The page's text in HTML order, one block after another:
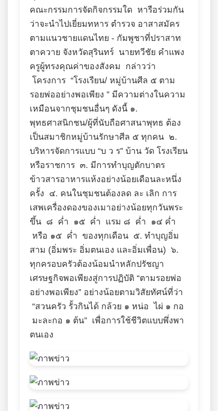
คณะกรรมการจัดกิจกรรมใด หารือร่วมกัน
ว่าจะนำไปเยี่ยมทหาร ตำรวจ อาสาสมัคร
ตามแนวชายแดนไทย - กัมพูชาที่ปราสาท
ตาควาย จังหวัดสุรินทร์ นายทวีชัย คำแพง
ครูผู้ทรงคุณค่าของสังคม กล่าวว่า
โครงการ “โรงเรียน/ หมู่บ้านศีล ๕ ตาม
รอยพ่ออย่างพอเพียง ” มีความต่างในความ
เหมือนจากชุมชนอื่นๆ ดังนี้ ๑.
พุทธศาสนิกชน/ผู้ที่นับถือศาสนาพุทธ ต้อง
เป็นสมาชิกหมู่บ้านรักษาศีล ๕ ทุกคน ๒.
บริหารจัดการแบบ “บ ว ร” บ้าน วัด โรงเรียน
หรือราชการ ๓. มีการทำบุญตักบาตร
ข้าวสารอาหารแห้งอย่างน้อยเดือนละหนึ่ง
ครั้ง ๔. คนในชุมชนต้องลด ละ เลิก การ
เสพเครื่องดองของเมาอย่างน้อยทุกวันพระ
ขึ้น ๘ ค่ำ ๑๕ ค่ำ แรม ๘ ค่ำ ๑๔ ค่ำ
หรือ ๑๕ ค่ำ ของทุกเดือน ๕. ทำบุญอิ่ม
สาม (อิ่มพระ อิ่มตนเอง และอิ่มเพื่อน) ๖.
ทุกครอบครัวต้องน้อมนำหลักปรัชญา
เศรษฐกิจพอเพียงสู่การปฏิบัติ “ตามรอยพ่อ
อย่างพอเพียง” อย่างน้อยตามวิสัยทัศน์ที่ว่า
“สวนครัว รั้วกินได้ กล้วย ๑ หน่อ ไผ่ ๑ กอ
มะละกอ ๑ ต้น” เพื่อการใช้ชีวิตแบบพึ่งพา
ตนเอง